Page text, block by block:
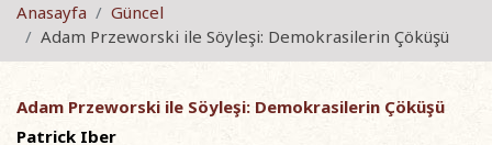
Anasayfa
Güncel
Adam Przeworski ile Söyleşi: Demokrasilerin Çöküşü
Adam Przeworski ile Söyleşi: Demokrasilerin Çöküşü
Patrick Iber